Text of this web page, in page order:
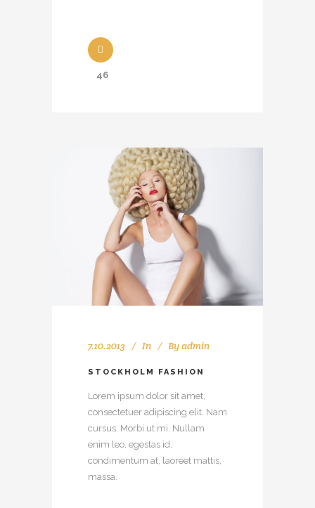
46
7.10.2013 In Byadmin
STOCKHOLM FASHION
Lorem ipsum dolor sit amet,
consectetuer adipiscing elit. Nam
cursus. Morbi ut mi. Nullam
enim leo, egestas id,
condimentum at, laoreet mattis,
massa.